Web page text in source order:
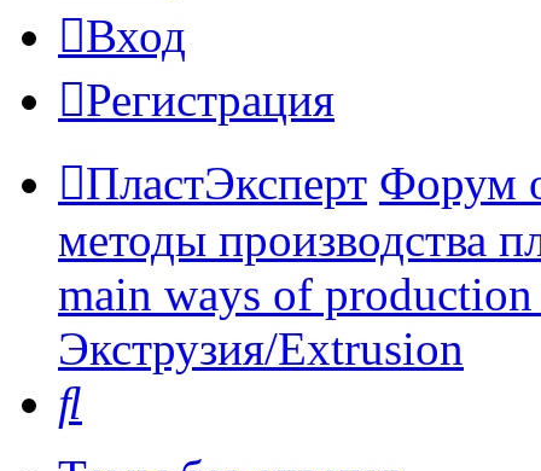
Вход
Регистрация
ПластЭксперт Форум
методы производства
main ways of
Экструзия/Extrusion